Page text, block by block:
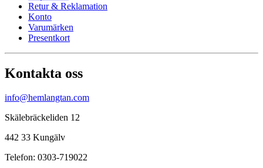
Retur & Reklamation
Konto
Varumärken
Presentkort
Kontakta oss
info@hemlangtan.com
Skälebräckeliden 12
442 33 Kungälv
Telefon: 0303-719022